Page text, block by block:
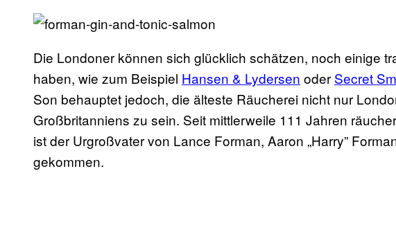
Die Londoner können sich glücklich schätzen, noch einige
haben, wie zum Beispiel Hansen & Lydersen oder Secret
Son behauptet jedoch, die älteste Räucherei nicht nur
Großbritanniens zu sein. Seit mittlerweile 111 Jahren
ist der Urgroßvater von Lance Forman, Aaron „Harry”
gekommen.